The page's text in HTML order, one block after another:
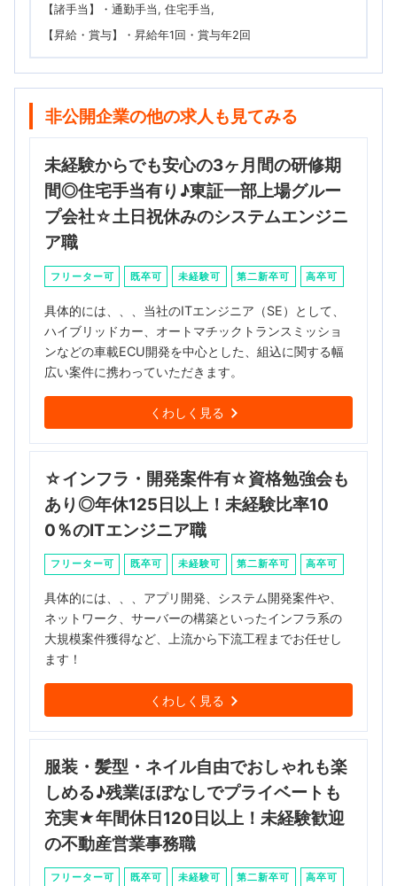
【諸手当】・通勤手当, 住宅手当
【昇給・賞与】・昇給年1回・賞与年2回
非公開企業の他の求人も見てみる
未経験からでも安心の3ヶ月間の研修期
間◎住宅手当有り♪東証一部上場グルー
プ会社☆土日祝休みのシステムエンジニ
ア職
フリーター可 既卒可 未経験可 第二新卒可 高卒可
具体的には、、、当社のITエンジニア（SE）として、
ハイブリッドカー、オートマチックトランスミッショ
ンなどの車載ECU開発を中心とした、組込に関する幅
広い案件に携わっていただきます。
くわしく見る
☆インフラ・開発案件有☆資格勉強会も
あり◎年休125日以上！未経験比率10
0％のITエンジニア職
フリーター可 既卒可 未経験可 第二新卒可 高卒可
具体的には、、、アプリ開発、システム開発案件や、
ネットワーク、サーバーの構築といったインフラ系の
大規模案件獲得など、上流から下流工程までお任せし
ます！
くわしく見る
服装・髪型・ネイル自由でおしゃれも楽
しめる♪残業ほぼなしでプライベートも
充実★年間休日120日以上！未経験歓迎
の不動産営業事務職
フリーター可 既卒可 未経験可 第二新卒可 高卒可